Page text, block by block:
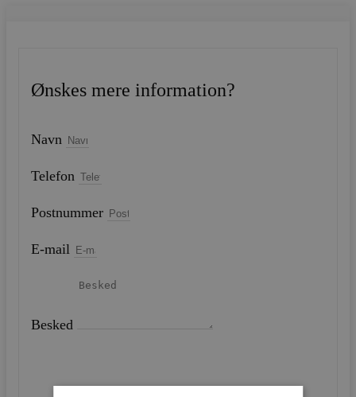
Ønskes mere information?
Navn
Telefon
Postnummer
E-mail
Besked